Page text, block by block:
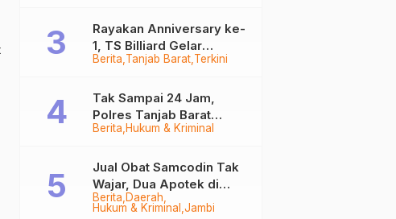
Berita Tanjab Barat Terkini
Rayakan Anniversary ke-
1, TS Billiard Gelar
Turnamen 9 Ball
Berita Hukum & Kriminal
Tak Sampai 24 Jam,
Polres Tanjab Barat
Ringkus Komplotan
Tungkal
Berita Daerah
Hukum & Kriminal Jambi
Jual Obat Samcodin Tak
Wajar, Dua Apotek di
Tanjab Barat Disegel